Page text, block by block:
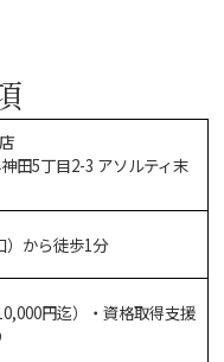
田5丁目2-3 アソルティ末
）から徒歩1分
円迄）・資格取得支援